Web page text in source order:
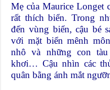
Mẹ của Maurice Longet
rất thích biển. Trong
đến vùng biển, cậu bé
với mặt biển mênh
nhô và những con
khơi… Cậu nhìn các
quân bằng ánh mắt